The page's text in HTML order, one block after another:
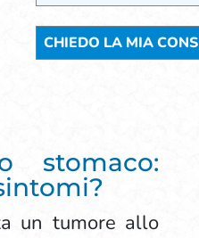
stomaco:
un tumore allo